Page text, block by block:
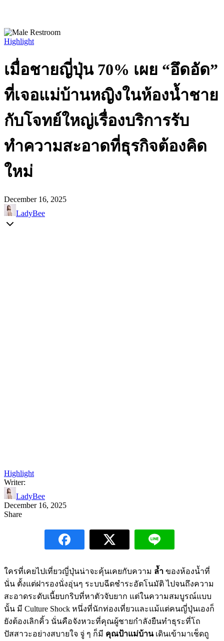
Highlight
เมื่อชายญี่ปุ่น 70% เผย “อึดอัด”
ที่เจอแม่บ้านหญิงในห้องน้ำชาย
กับโจทย์ใหญ่เรื่องบริการรับ
ทำความสะอาดที่ธุรกิจต้องคิด
ใหม่
December 16, 2025
LadyBee
Highlight
Writer:
LadyBee
December 16, 2025
Share
ใครที่เคยไปเที่ยวญี่ปุ่นน่าจะคุ้นเคยกับความ ล้ำ ของห้องน้ำที่
นั่น ตั้งแต่ฝารองนั่งอุ่นๆ ระบบฉีดชำระอัตโนมัติ ไปจนถึงความ
สะอาดระดับเนี้ยบกริบที่หาตัวจับยาก แต่ในความสมบูรณ์แบบ
นั้น มี Culture Shock หนึ่งที่นักท่องเที่ยวและแม้แต่คนญี่ปุ่นเองก็
ยังต้องเลิกคิ้ว นั่นคือจังหวะที่คุณผู้ชายกำลังยืนทำธุระที่โถ
ปัสสาวะอย่างสบายใจ จู่ ๆ ก็มี คุณป้าแม่บ้านเดินเข้ามาเช็ดถู